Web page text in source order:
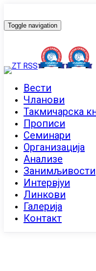
Toggle navigation
Вести
Чланови
Такмичарска
Прописи
Семинари
Организација
Анализе
Занимљивости
Интервјуи
Линкови
Галерија
Контакт